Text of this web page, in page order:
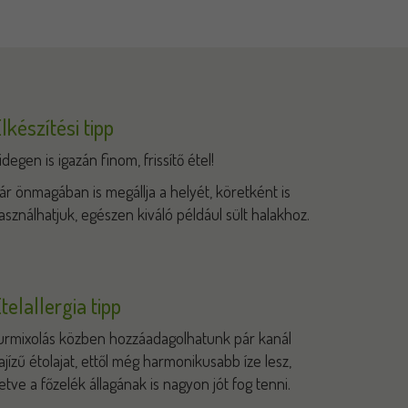
tipp
is igazán finom, frissítő étel!
önmagában is megállja a helyét, köretként is
egészen kiváló például sült halakhoz.
tipp
közben hozzáadagolhatunk pár kanál
étolajat, ettől még harmonikusabb íze lesz,
a főzelék állagának is nagyon jót fog tenni.